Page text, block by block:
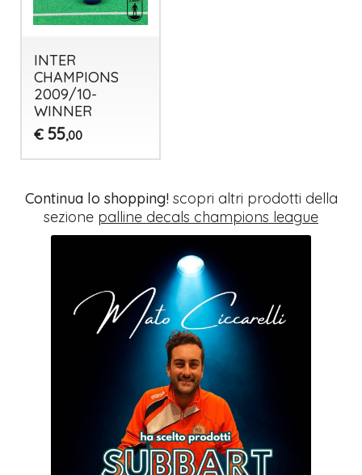
INTER
CHAMPIONS
2009/10-
WINNER
€ 55,00
Continua lo shopping!scopri altri prodotti della
sezione palline decals champions league